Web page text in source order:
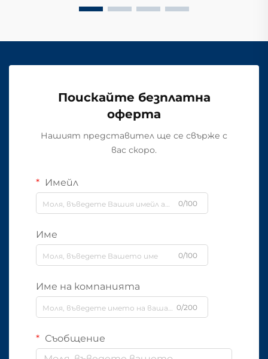
Поискайте безплатна
оферта
Нашият представител ще се свърже с
вас скоро.
Имейл
0/100
Име
0/100
Име на компанията
0/200
Съобщение